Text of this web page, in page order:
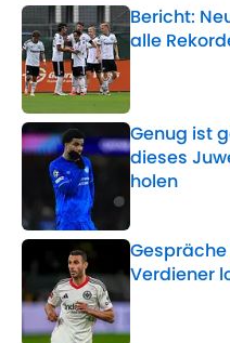
Bericht:
alle
Published by
Genug ist
dieses
holen
Verdiener
Published by